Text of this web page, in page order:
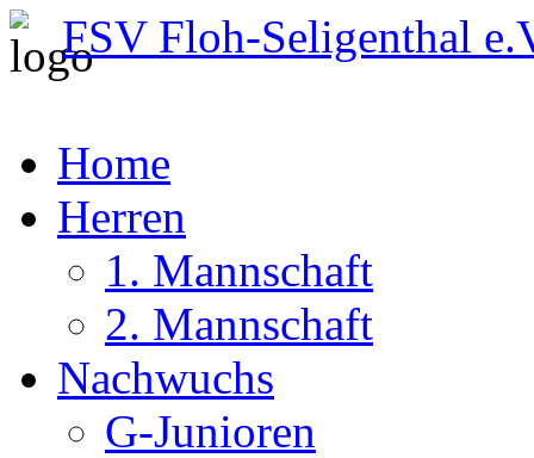
FSV Floh-Seligenthal
Home
Herren
1. Mannschaft
2. Mannschaft
Nachwuchs
G-Junioren